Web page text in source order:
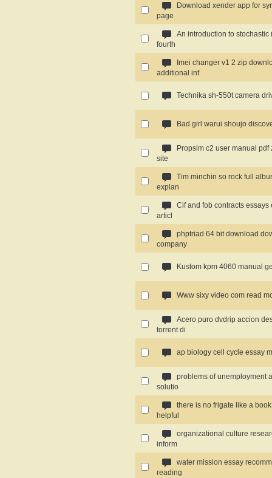
Download xender app for
page
An introduction to stochastic
fourth
Imei changer v1 2 zip
additional inf
Technika sh-550t camera
Bad girl warui shoujo
Propsim c2 user manual pdf
site
Tim minchin so rock full
explan
Cif and fob contracts essays
articl
phptriad 64 bit download
company
Kustom kpm 4060 manual
Www sixy video com read
Acero puro dvdrip accion
torrent di
ap biology cell cycle essay
problems of unemployment
solutio
there is no frigate like a
helpful
organizational culture
inform
water mission essay
reading